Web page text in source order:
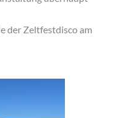
der Zeltfestdisco am